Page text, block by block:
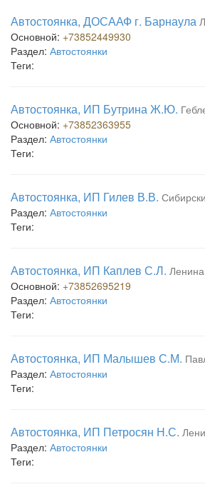
Автостоянка, ДОСААФ г. Барнаула
Основной: +73852449930
Раздел: Автостоянки
Теги:
Автостоянка, ИП Бутрина Ж.Ю.
Основной: +73852363955
Раздел: Автостоянки
Теги:
Автостоянка, ИП Гилев В.В.
Раздел: Автостоянки
Теги:
Автостоянка, ИП Каплев С.Л.
Основной: +73852695219
Раздел: Автостоянки
Теги:
Автостоянка, ИП Малышев С.М.
Раздел: Автостоянки
Теги:
Автостоянка, ИП Петросян Н.С.
Раздел: Автостоянки
Теги: